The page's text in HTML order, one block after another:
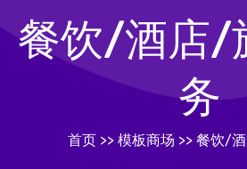
餐饮/酒店/
务
首页 >> 模板商场 >> 餐饮/